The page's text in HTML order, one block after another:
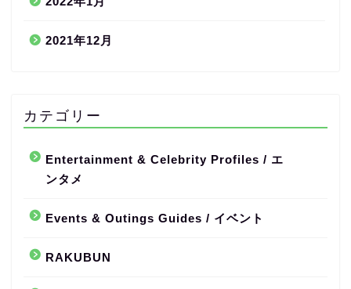
2021年12月
カテゴリー
Entertainment & Celebrity Profiles / エ
ンタメ
Events & Outings Guides / イベント
RAKUBUN